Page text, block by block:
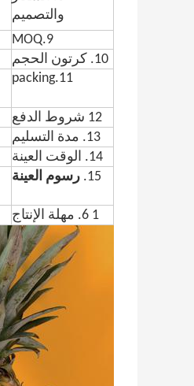
والتصميم
9.MOQ
10. كرتون الحجم
11.packing
12 شروط الدفع
13. مدة التسليم
14. الوقت العينة
15. رسوم العينة
1 6. مهلة الإنتاج